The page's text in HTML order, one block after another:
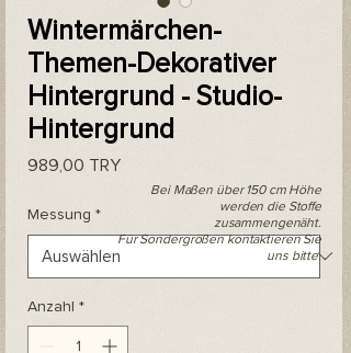
Wintermärchen-
Themen-Dekorativer
Hintergrund - Studio-
Hintergrund
989,00 TRYPreis
Messung *
Anzahl *
Bei Maßen über 150 cm Höhe
werden die Stoffe
zusammengenäht.
Für Sondergrößen kontaktieren Sie
uns bitte.